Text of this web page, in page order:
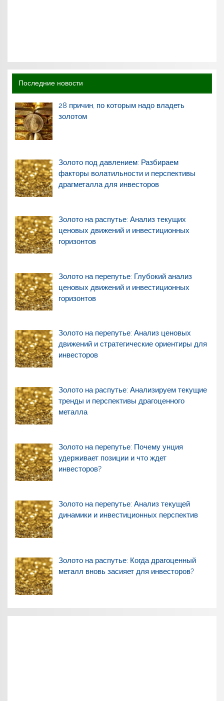
Последние новости
28 причин, по которым надо владеть
золотом
Золото под давлением: Разбираем
факторы волатильности и перспективы
драгметалла для инвесторов
Золото на распутье: Анализ текущих
ценовых движений и инвестиционных
горизонтов
Золото на перепутье: Глубокий анализ
ценовых движений и инвестиционных
горизонтов
Золото на перепутье: Анализ ценовых
движений и стратегические ориентиры для
инвесторов
Золото на распутье: Анализируем текущие
тренды и перспективы драгоценного
металла
Золото на перепутье: Почему унция
удерживает позиции и что ждет
инвесторов?
Золото на перепутье: Анализ текущей
динамики и инвестиционных перспектив
Золото на распутье: Когда драгоценный
металл вновь засияет для инвесторов?